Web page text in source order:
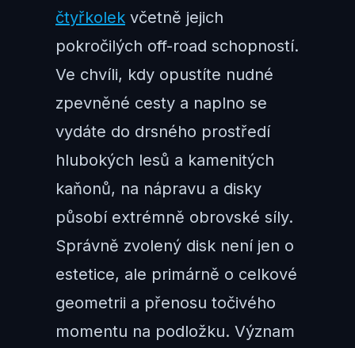
čtyřkolek včetně jejich
pokročilých off-road schopností.
Ve chvíli, kdy opustíte nudné
zpevněné cesty a naplno se
vydáte do drsného prostředí
hlubokých lesů a kamenitých
kaňonů, na nápravu a disky
působí extrémně obrovské síly.
Správně zvolený disk není jen o
estetice, ale primárně o celkové
geometrii a přenosu točivého
momentu na podložku. Význam